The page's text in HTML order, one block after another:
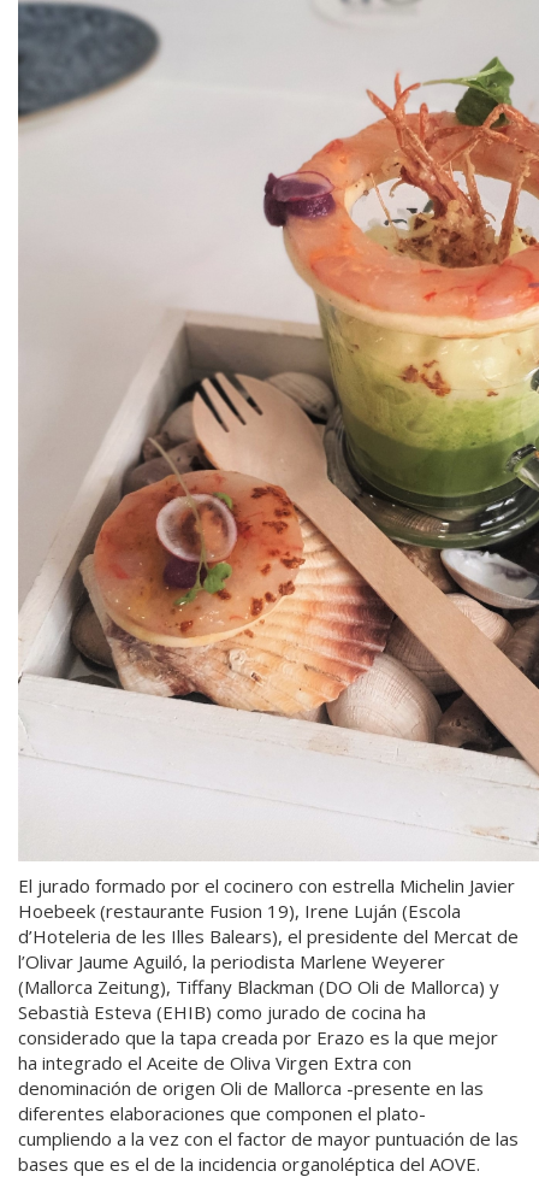
El jurado formado por el cocinero con estrella Michelin Javier
Hoebeek (restaurante Fusion 19), Irene Luján (Escola
d’Hoteleria de les Illes Balears), el presidente del Mercat de
l’Olivar Jaume Aguiló, la periodista Marlene Weyerer
(Mallorca Zeitung), Tiffany Blackman (DO Oli de Mallorca) y
Sebastià Esteva (EHIB) como jurado de cocina ha
considerado que la tapa creada por Erazo es la que mejor
ha integrado el Aceite de Oliva Virgen Extra con
denominación de origen Oli de Mallorca -presente en las
diferentes elaboraciones que componen el plato-
cumpliendo a la vez con el factor de mayor puntuación de las
bases que es el de la incidencia organoléptica del AOVE.